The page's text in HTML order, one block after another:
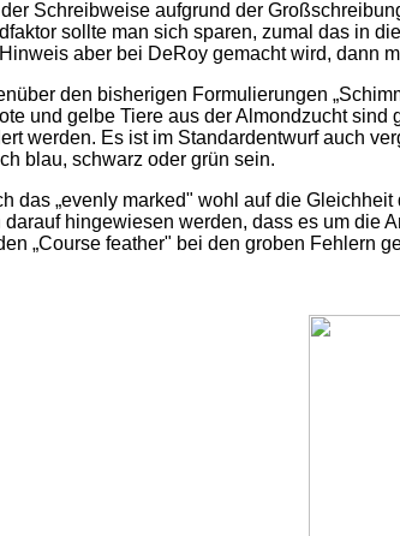
Schreibweise aufgrund der
sollte man sich sparen, zumal das in
aber bei DeRoy gemacht wird, dann
den bisherigen Formulierungen
und gelbe Tiere aus der Almondzucht
werden. Es ist im Standardentwurf auch
blau, schwarz oder grün sein.
das „evenly marked" wohl auf die
hingewiesen werden, dass es um
„Course feather" bei den groben Fehlern